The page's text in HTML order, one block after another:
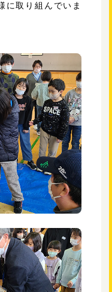
に取り組んでいま